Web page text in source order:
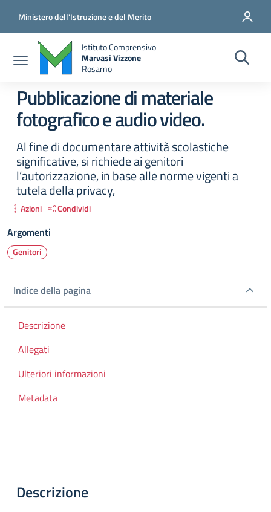
Ministero dell'Istruzione e del Merito
Istituto Comprensivo
Marvasi Vizzone
Rosarno
Pubblicazione di materiale
fotografico e audio video.
Al fine di documentare attività scolastiche
significative, si richiede ai genitori
l’autorizzazione, in base alle norme vigenti a
tutela della privacy,
Azioni Condividi
Argomenti
Genitori
Indice della pagina
Indice della pagina
Descrizione
Allegati
Ulteriori informazioni
Metadata
Descrizione